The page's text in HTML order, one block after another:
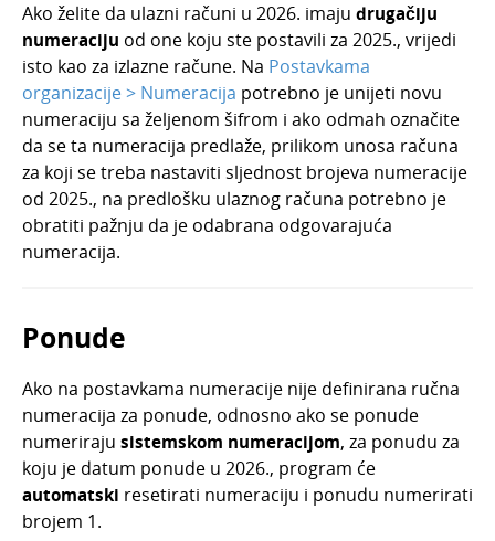
Ako želite da ulazni računi u 2026. imaju drugačiju
numeraciju od one koju ste postavili za 2025., vrijedi
isto kao za izlazne račune. Na Postavkama
organizacije > Numeracija potrebno je unijeti novu
numeraciju sa željenom šifrom i ako odmah označite
da se ta numeracija predlaže, prilikom unosa računa
za koji se treba nastaviti sljednost brojeva numeracije
od 2025., na predlošku ulaznog računa potrebno je
obratiti pažnju da je odabrana odgovarajuća
numeracija.
Ponude
Ako na postavkama numeracije nije definirana ručna
numeracija za ponude, odnosno ako se ponude
numeriraju sistemskom numeracijom, za ponudu za
koju je datum ponude u 2026., program će
automatski resetirati numeraciju i ponudu numerirati
brojem 1.